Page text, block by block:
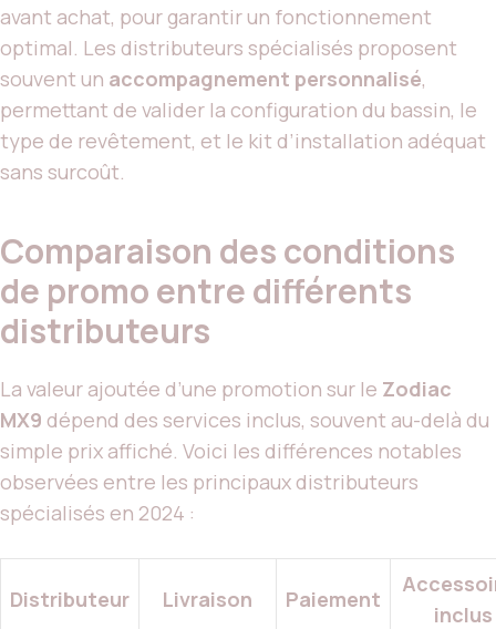
avant achat, pour garantir un fonctionnement
optimal. Les distributeurs spécialisés proposent
souvent un accompagnement personnalisé,
permettant de valider la configuration du bassin, le
type de revêtement, et le kit d’installation adéquat
sans surcoût.
Comparaison des conditions
de promo entre différents
distributeurs
La valeur ajoutée d’une promotion sur le Zodiac
MX9 dépend des services inclus, souvent au-delà du
simple prix affiché. Voici les différences notables
observées entre les principaux distributeurs
spécialisés en 2024 :
Distributeur Livraison Paiement
inclus